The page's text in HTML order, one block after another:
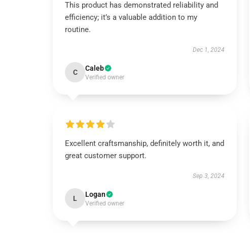
This product has demonstrated reliability and
efficiency; it’s a valuable addition to my
routine.
Dec 1, 2024
C Caleb
Verified owner
Excellent craftsmanship, definitely worth it, and
great customer support.
Sep 3, 2024
L Logan
Verified owner